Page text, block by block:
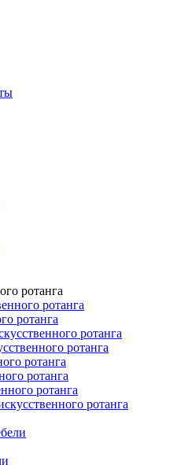
ротанга
ротанга
ротанга
ротанга
ротанга
ротанга
ротанга
ротанга
ротанга